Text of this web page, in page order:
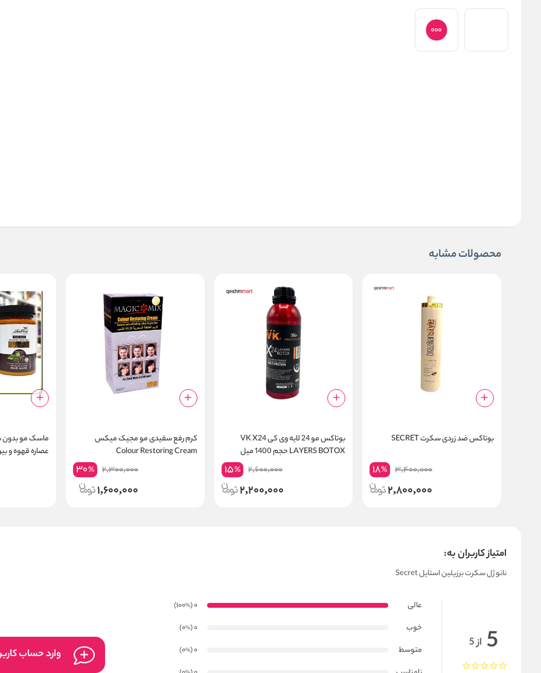
محصولات مشابه
بوتاکس ضد زردی سکرت SECRET
3,400,000
18%
2,800,000
بوتاکس مو 24 لایه وی کی VK X24
LAYERS BOTOX حجم 1400 میل
2,600,000
15%
2,200,000
کرم رفع سفیدی مو مجیک میکس
Colour Restoring Cream
2,300,000
30%
1,600,000
ماسک مو
امتیاز کاربران به:
نانو ژل سکرت برزیلین استایل Secret
5 از 5
عالی 0
(100
%
)
خوب
0
(0
%
)
متوسط
0
(0
%
)
وارد حساب